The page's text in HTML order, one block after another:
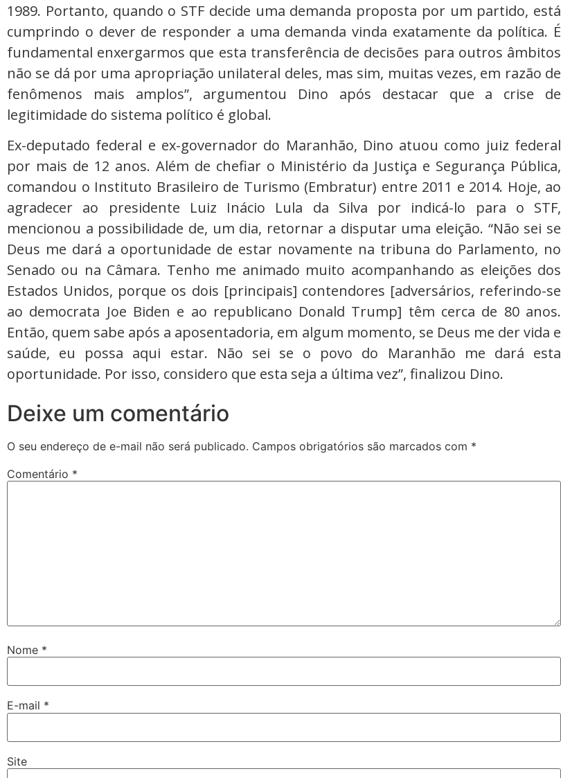
1989. Portanto, quando o STF decide uma demanda proposta por um partido, está
cumprindo o dever de responder a uma demanda vinda exatamente da política. É
fundamental enxergarmos que esta transferência de decisões para outros âmbitos
não se dá por uma apropriação unilateral deles, mas sim, muitas vezes, em razão de
fenômenos mais amplos”, argumentou Dino após destacar que a crise de
legitimidade do sistema político é global.
Ex-deputado federal e ex-governador do Maranhão, Dino atuou como juiz federal
por mais de 12 anos. Além de chefiar o Ministério da Justiça e Segurança Pública,
comandou o Instituto Brasileiro de Turismo (Embratur) entre 2011 e 2014. Hoje, ao
agradecer ao presidente Luiz Inácio Lula da Silva por indicá-lo para o STF,
mencionou a possibilidade de, um dia, retornar a disputar uma eleição. “Não sei se
Deus me dará a oportunidade de estar novamente na tribuna do Parlamento, no
Senado ou na Câmara. Tenho me animado muito acompanhando as eleições dos
Estados Unidos, porque os dois [principais] contendores [adversários, referindo-se
ao democrata Joe Biden e ao republicano Donald Trump] têm cerca de 80 anos.
Então, quem sabe após a aposentadoria, em algum momento, se Deus me der vida e
saúde, eu possa aqui estar. Não sei se o povo do Maranhão me dará esta
oportunidade. Por isso, considero que esta seja a última vez”, finalizou Dino.
Deixe um comentário
O seu endereço de e-mail não será publicado. Campos obrigatórios são marcados com *
Comentário *
Nome *
E-mail *
Site